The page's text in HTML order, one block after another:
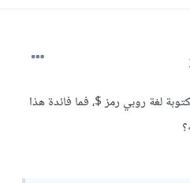
لغة روبي رمز $، فما فائدة هذا